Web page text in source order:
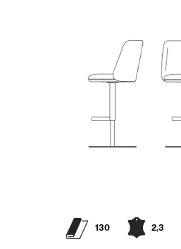
130 2,3